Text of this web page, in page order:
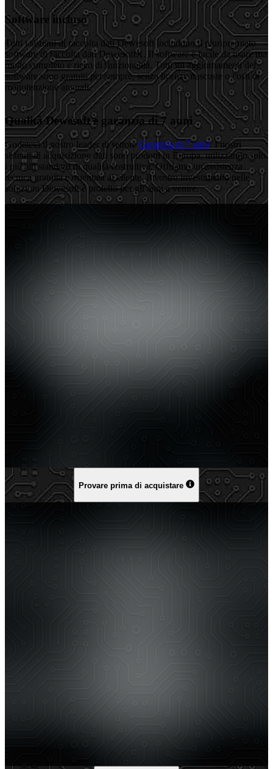
Software incluso
Tutti i sistemi di raccolta dati Dewesoft includono il pluripremiato
software di raccolta dati DewesoftX. Il software è facile da usare ma
molto completo e ricco di funzionalità. Tutti gli aggiornamenti del
software sono gratuiti per sempre, senza licenze nascoste o costi di
manutenzione annuali.
Qualità Dewesoft e garanzia di 7 anni
Godetevi il nostro leader di settore Garanzia di 7 anni. I nostri
sistemi di acquisizione dati sono prodotti in Europa, utilizzando solo
i più alti standard di qualità costruttiva. Offriamo un'assistenza
tecnica gratuita e orientata al cliente. Il vostro investimento nelle
soluzioni Dewesoft è protetto per gli anni a venire.
Provare prima di acquistare